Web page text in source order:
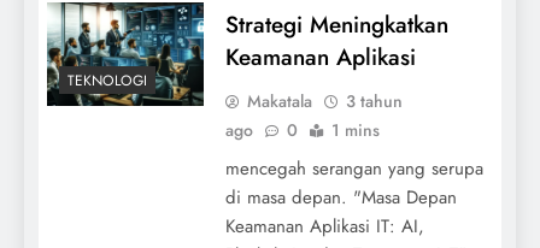
TEKNOLOGI
Strategi Meningkatkan
Keamanan Aplikasi
Makatala
3 tahun
ago
0 1 mins
mencegah serangan yang serupa
di masa depan. "Masa Depan
Keamanan Aplikasi IT: AI,